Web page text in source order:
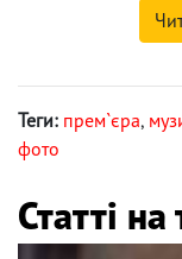
Теги: прем`єра,
фото
Статті